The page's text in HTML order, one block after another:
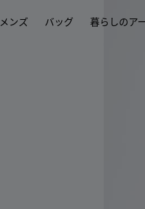
メンズ バッグ 暮らしのア